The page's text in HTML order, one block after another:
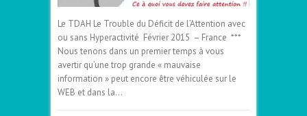
Le TDAH Le Trouble du Déficit de l’Attention avec
ou sans Hyperactivité Février 2015 – France ***
Nous tenons dans un premier temps à vous
avertir qu’une trop grande « mauvaise
information » peut encore être véhiculée sur le
WEB et dans la…